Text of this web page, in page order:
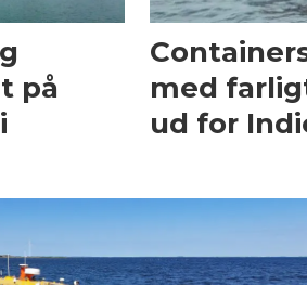
på
med
ud for